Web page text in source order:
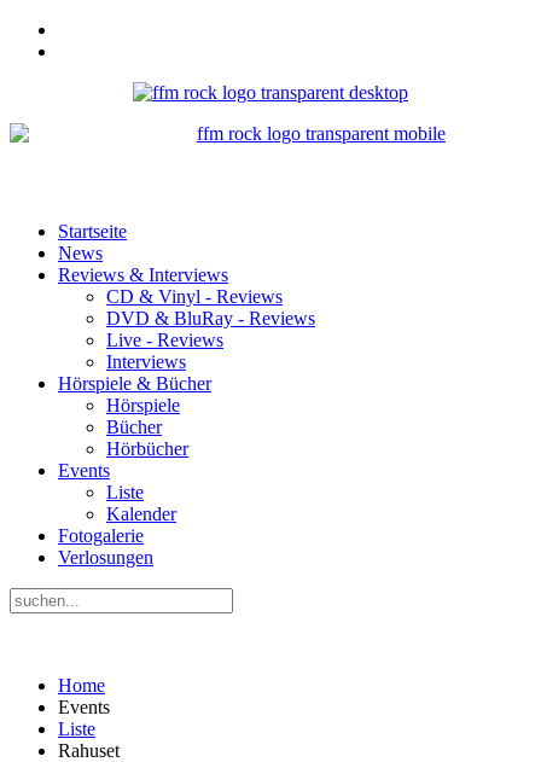
Startseite
News
Reviews & Interviews
CD & Vinyl - Reviews
DVD & BluRay - Reviews
Live - Reviews
Interviews
Hörspiele & Bücher
Hörspiele
Bücher
Hörbücher
Events
Liste
Kalender
Fotogalerie
Verlosungen
Home
Events
Liste
Rahuset